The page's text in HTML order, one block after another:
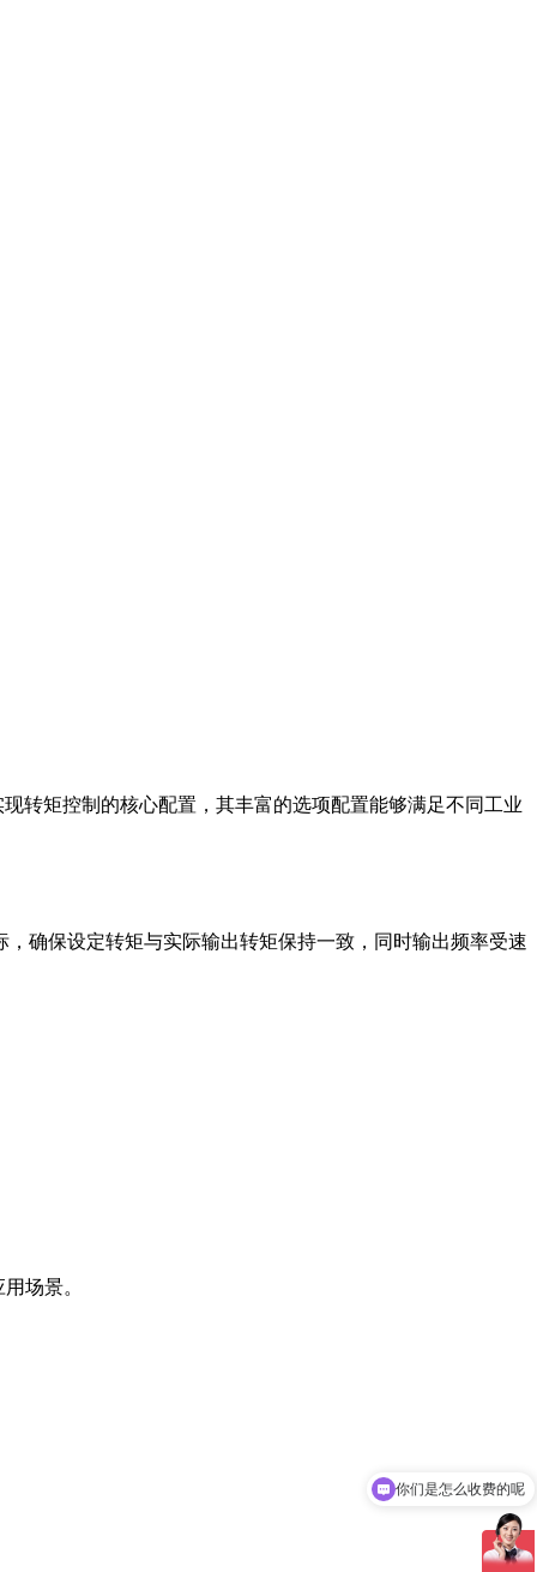
转矩控制的核心配置，其丰富的选项配置能够满足不同工业
确保设定转矩与实际输出转矩保持一致，同时输出频率受速
场景。
现在有优惠活动吗